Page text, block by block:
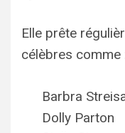
Elle prête
célèbres comme
Barbra
Dolly Parton